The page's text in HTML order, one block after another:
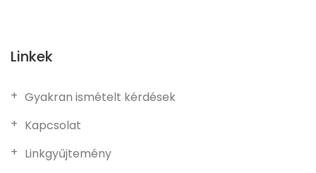
Linkek
Gyakran ismételt kérdések
Kapcsolat
Linkgyűjtemény